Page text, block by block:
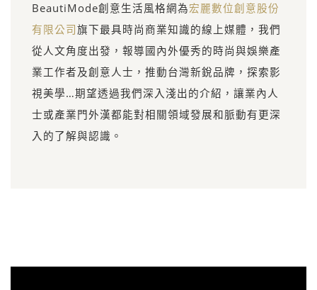
BeautiMode創意生活風格網為宏麗數位創意股份
有限公司旗下最具時尚商業知識的線上媒體，我們
從人文角度出發，報導國內外優秀的時尚與娛樂產
業工作者及創意人士，推動台灣新銳品牌，探索影
視美學…期望透過我們深入淺出的介紹，讓業內人
士或產業門外漢都能對相關領域發展和脈動有更深
入的了解與認識。